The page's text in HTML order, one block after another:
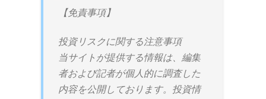
【免責事項】
投資リスクに関する注意事項
当サイトが提供する情報は、編集
者および記者が個人的に調査した
内容を公開しております。投資情